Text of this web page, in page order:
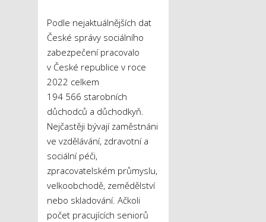
Podle nejaktuálnějších dat
České správy sociálního
zabezpečení pracovalo
v České republice v roce
2022 celkem
194 566 starobních
důchodců a důchodkyň.
Nejčastěji bývají zaměstnáni
ve vzdělávání, zdravotní a
sociální péči,
zpracovatelském průmyslu,
velkoobchodě, zemědělství
nebo skladování. Ačkoli
počet pracujících seniorů